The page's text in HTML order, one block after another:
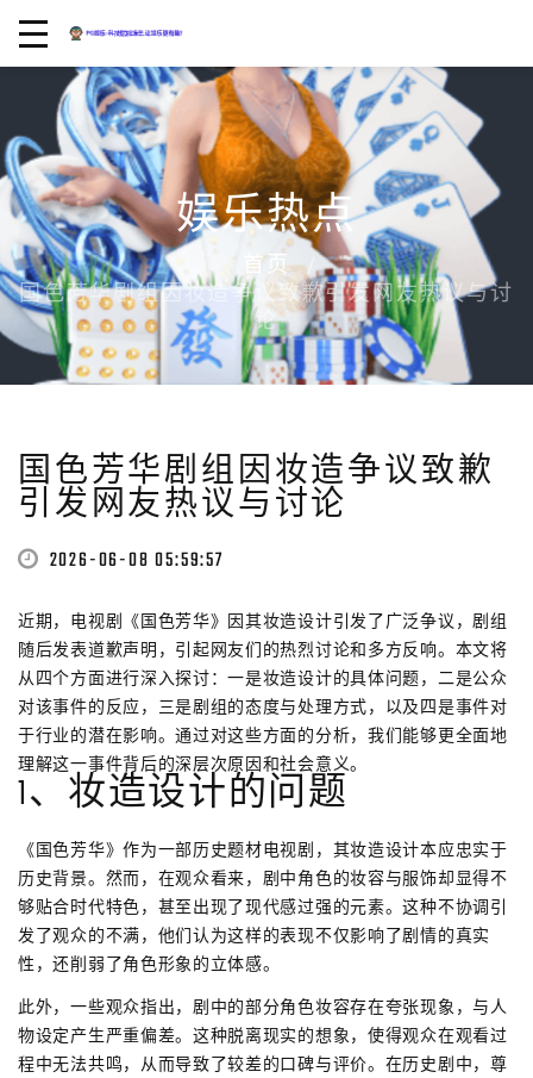
娱乐热点
首页
国色芳华剧组因妆造争议致歉引发网友热议与讨
论
国色芳华剧组因妆造争议致歉
引发网友热议与讨论
2026-06-08 05:59:57
近期，电视剧《国色芳华》因其妆造设计引发了广泛争议，剧组
随后发表道歉声明，引起网友们的热烈讨论和多方反响。本文将
从四个方面进行深入探讨：一是妆造设计的具体问题，二是公众
对该事件的反应，三是剧组的态度与处理方式，以及四是事件对
于行业的潜在影响。通过对这些方面的分析，我们能够更全面地
理解这一事件背后的深层次原因和社会意义。
1、妆造设计的问题
《国色芳华》作为一部历史题材电视剧，其妆造设计本应忠实于
历史背景。然而，在观众看来，剧中角色的妆容与服饰却显得不
够贴合时代特色，甚至出现了现代感过强的元素。这种不协调引
发了观众的不满，他们认为这样的表现不仅影响了剧情的真实
性，还削弱了角色形象的立体感。
此外，一些观众指出，剧中的部分角色妆容存在夸张现象，与人
物设定产生严重偏差。这种脱离现实的想象，使得观众在观看过
程中无法共鸣，从而导致了较差的口碑与评价。在历史剧中，尊